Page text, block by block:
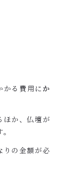
かる費用に か
ほか、仏壇が
りの金額が必